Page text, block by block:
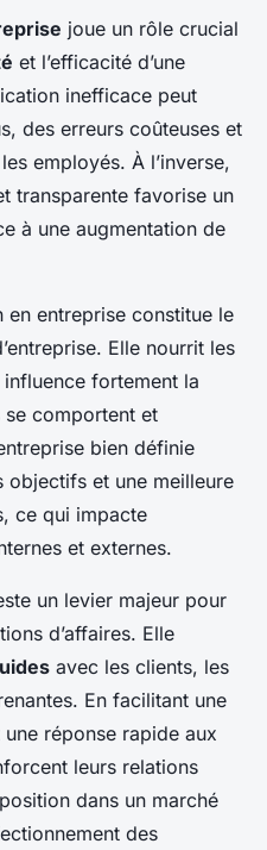
joue un rôle crucial
et l’efficacité d’une
inefficace peut
des erreurs coûteuses et
employés. À l’inverse,
transparente favorise un
à une augmentation de
en entreprise constitue le
Elle nourrit les
fortement la
se comportent et
bien définie
objectifs et une meilleure
ce qui impacte
et externes.
un levier majeur pour
d’affaires. Elle
avec les clients, les
En facilitant une
réponse rapide aux
leurs relations
dans un marché
des